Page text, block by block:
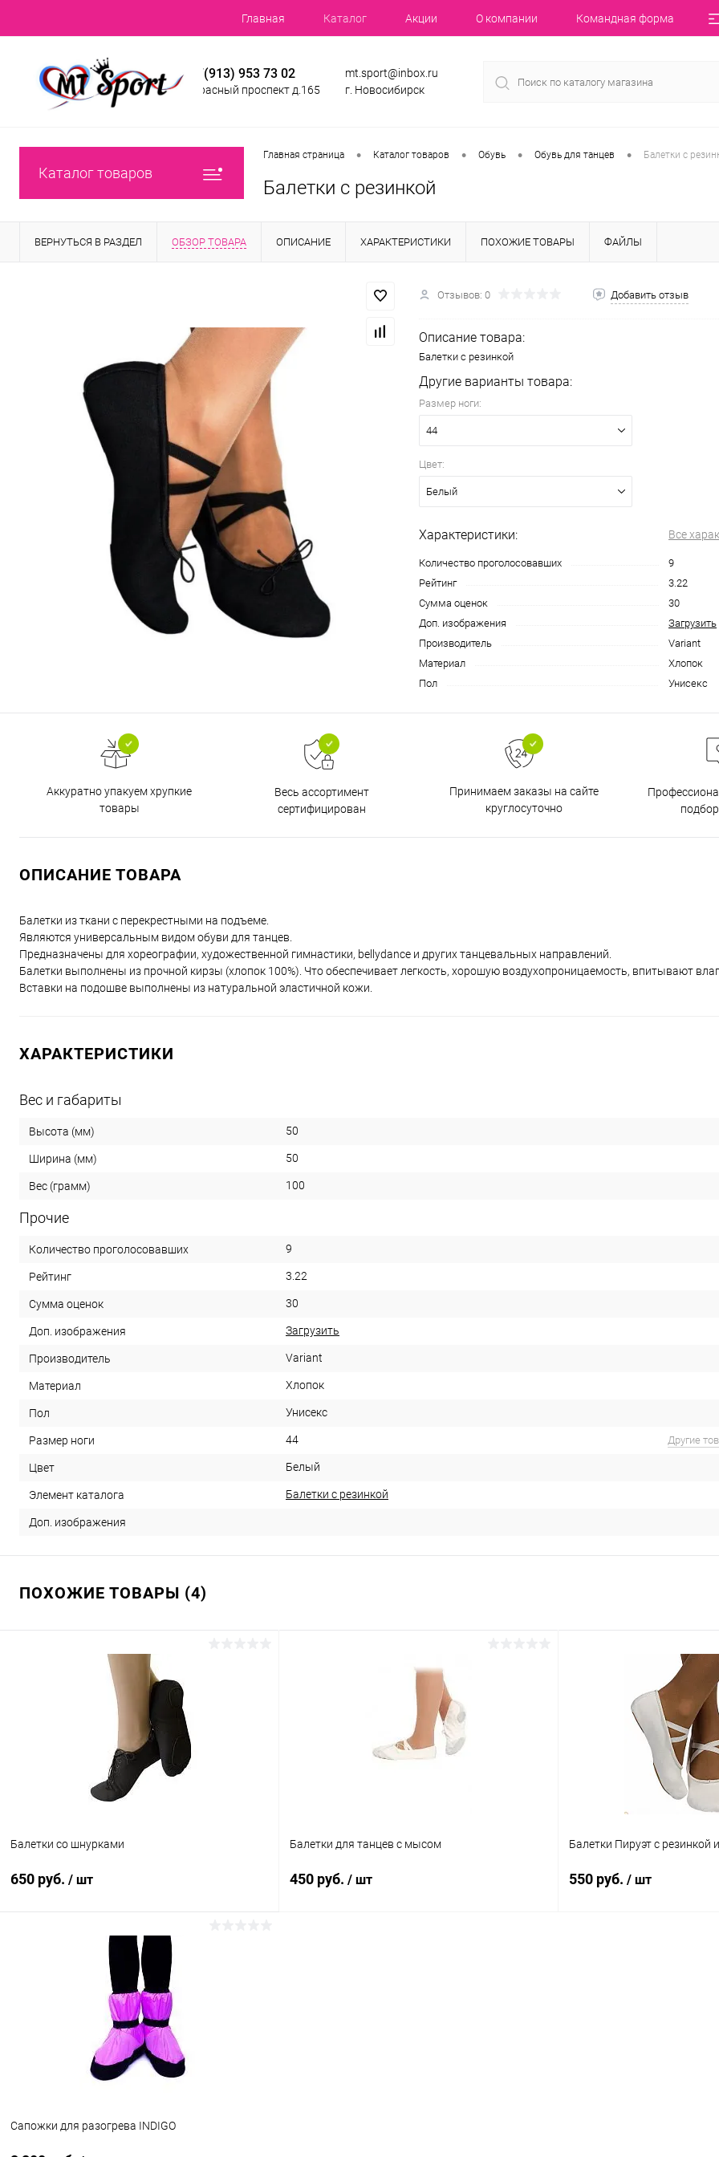
Главная Каталог Акции О компании Командная форма
+7(913) 953 73 02
Красный проспект д.165
mt.sport@inbox.ru
г. Новосибирск
Каталог товаров
Главная страница • Каталог товаров • Обувь • Обувь для танцев • Балетки с
Балетки с резинкой
ВЕРНУТЬСЯ В РАЗДЕЛ ОБЗОР ТОВАРА ОПИСАНИЕ ХАРАКТЕРИСТИКИ ПОХОЖИЕ ТОВАРЫ ФАЙЛЫ
Отзывов: 0 Добавить отзыв
Описание товара:
Балетки с резинкой
Другие варианты товара:
Размер ноги:
44
Цвет:
Белый
Характеристики: Все
Количество проголосовавших
9
Рейтинг
3.22
Сумма оценок
30
Доп. изображения
Загрузить
Производитель
Variant
Материал
Хлопок
Пол
Унисекс
Аккуратно упакуем хрупкие
товары
Весь ассортимент
сертифицирован
Принимаем заказы на сайте
круглосуточно
ОПИСАНИЕ ТОВАРА
Балетки из ткани с перекрестными на подъеме.
Являются универсальным видом обуви для танцев.
Предназначены для хореографии, художественной гимнастики, bellydance и других танцевальных направлений.
Балетки выполнены из прочной кирзы (хлопок 100%). Что обеспечивает легкость, хорошую воздухопроницаемость, впитывают
Вставки на подошве выполнены из натуральной эластичной кожи.
ХАРАКТЕРИСТИКИ
Вес и габариты
Высота (мм) 50
Ширина (мм) 50
Вес (грамм) 100
Прочие
Количество проголосовавших 9
Рейтинг 3.22
Сумма оценок 30
Доп. изображения Загрузить
Производитель Variant
Материал Хлопок
Пол Унисекс
Размер ноги 44 Другие
Цвет Белый
Элемент каталога Балетки с резинкой
Доп. изображения
ПОХОЖИЕ ТОВАРЫ (4)
Балетки со шнурками
650 руб. / шт
В корзину
Под заказ
Белый
Балетки для танцев с мысом
450 руб. / шт
Балетки Пируэт с резинкой
550 руб. / шт
Сапожки для разогрева INDIGO